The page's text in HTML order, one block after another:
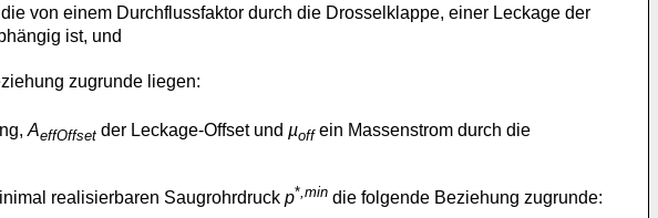
von einem Durchflussfaktor durch die Drosselklappe, einer Leckage der
ist, und
zugrunde liegen:
AeffOffset der Leckage-Offset und µoffein Massenstrom durch die
realisierbaren Saugrohrdruck p* ,min die folgende Beziehung zugrunde: